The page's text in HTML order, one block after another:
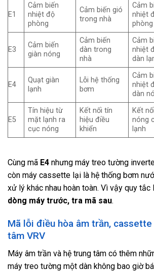
E1
Cảm biến
nhiệt độ
phòng
Cảm biến gió
trong nhà
Cảm
nhiệt
phòng
E3
Cảm biến
giàn nóng
Cảm biến
dàn trong
nhà
Cảm
nhiệt
dàn
E4
Quạt giàn
lạnh
Lỗi hệ thống
bơm
Cảm
nhiệt
dàn
E5
Tín hiệu từ
mặt lạnh ra
cục nóng
Kết nối tín
hiệu điều
khiển
Kết
nóng
lạnh
Cùng mã E4 nhưng máy treo tường
còn máy cassette lại là hệ thống bơm
xử lý khác nhau hoàn toàn. Vì vậy quy tắc
dòng máy trước, tra mã sau.
Mã lỗi điều hòa âm trần,
tâm VRV
Máy âm trần và hệ trung tâm có thêm
máy treo tường một dàn không bao giờ